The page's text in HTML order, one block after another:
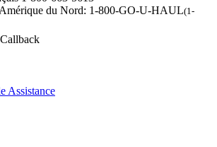
du Nord: 1-800-GO-U-HAUL(1-
Assistance